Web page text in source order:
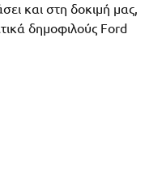
και στη δοκιμή μας,
δημοφιλούς Ford